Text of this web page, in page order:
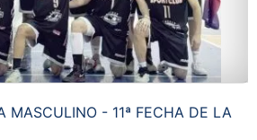
MASCULINO - 11ª FECHA DE LA